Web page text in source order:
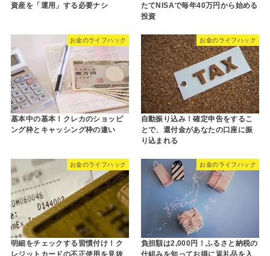
資産を「運用」する必要ナシ
たてNISAで毎年40万円から始める
投資
お金のライフハック
基本中の基本！クレカのショッピ
ング枠とキャッシング枠の違い
お金のライフハック
自動振り込み！確定申告をするこ
とで、還付金があなたの口座に振
り込まれる
お金のライフハック
明細をチェックする習慣付け！ク
レジットカードの不正使用を見抜
お金のライフハック
負担額は2,000円！ふるさと納税の
仕組みを知ってお得に返礼品を入